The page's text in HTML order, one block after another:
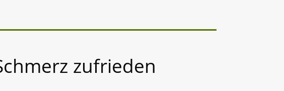
zufrieden